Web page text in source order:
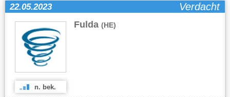
22.05.2023 Verdacht
Fulda (HE)
n. bek.